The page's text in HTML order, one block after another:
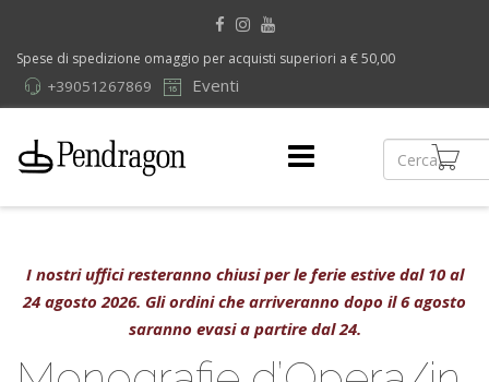
Spese di spedizione omaggio per acquisti superiori a € 50,00
Eventi
+39051267869
I nostri uffici resteranno chiusi per le ferie estive dal 10 al
24 agosto 2026. Gli ordini che arriveranno dopo il 6 agosto
saranno evasi a partire dal 24.